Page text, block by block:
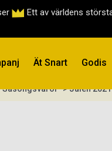
Ett av världens
Ät Snart Godis
Säsongsvaror > Julen